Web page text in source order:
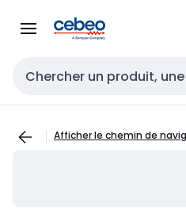
navigationau
Entrée de recherche
Afficher le chemin de